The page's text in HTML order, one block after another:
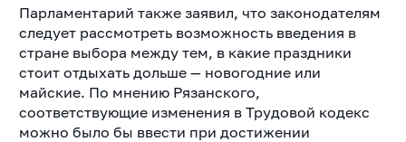
Парламентарий также заявил, что законодателям
следует рассмотреть возможность введения в
стране выбора между тем, в какие праздники
стоит отдыхать дольше — новогодние или
майские. По мнению Рязанского,
соответствующие изменения в Трудовой кодекс
можно было бы ввести при достижении